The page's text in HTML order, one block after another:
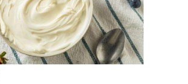
Антивозрастной крем